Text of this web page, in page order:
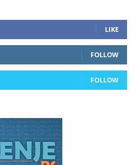
LIKE
FOLLOW
FOLLOW